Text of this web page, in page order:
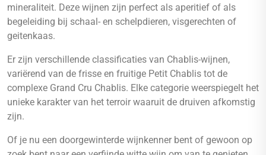
mineraliteit. Deze wijnen zijn perfect als aperitief of als
begeleiding bij schaal- en schelpdieren, visgerechten of
geitenkaas.
Er zijn verschillende classificaties van Chablis-wijnen,
variërend van de frisse en fruitige Petit Chablis tot de
complexe Grand Cru Chablis. Elke categorie weerspiegelt het
unieke karakter van het terroir waaruit de druiven afkomstig
zijn.
Of je nu een doorgewinterde wijnkenner bent of gewoon op